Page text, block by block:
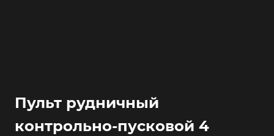
Пульт рудничный
контрольно-пусковой 4